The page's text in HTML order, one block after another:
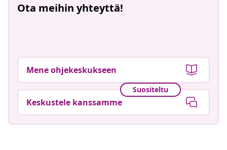
Ota meihin yhteyttä!
Mene ohjekeskukseen
Suositeltu
Keskustele kanssamme